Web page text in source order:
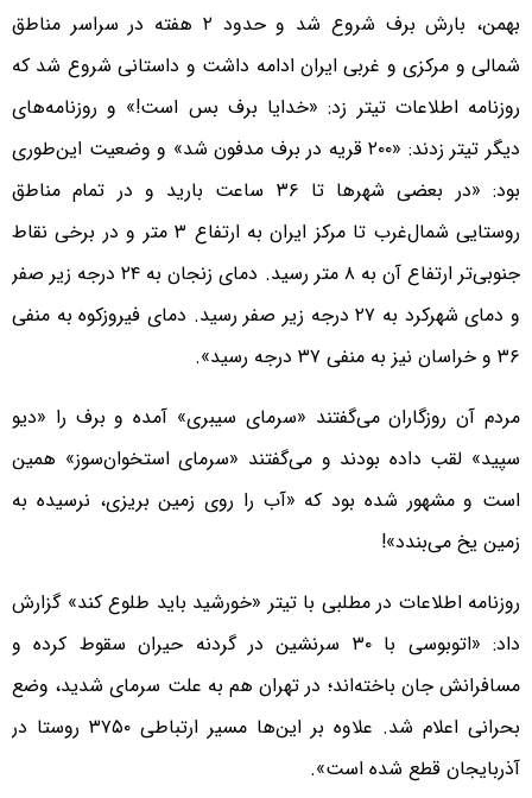
بهمن، بارش برف شروع شد و حدود ۲ هفته در سراسر مناطق
شمالی و مرکزی و غربی ایران ادامه داشت و داستانی شروع شد که
روزنامه اطلاعات تیتر زد: «خدایا برف بس است!» و روزنامه‌های
دیگر تیتر زدند: «٢٠٠ قریه در برف مدفون شد» و وضعیت این‌طوری
بود: «در بعضی شهرها تا ۳۶ ساعت بارید و در تمام مناطق
روستایی شمال‌غرب تا مرکز ایران به ارتفاع ۳ متر و در برخی نقاط
جنوبی‌تر ارتفاع آن به ۸ متر رسید. دمای زنجان به ۲۴ درجه زیر صفر
و دمای شهرکرد به ۲۷ درجه زیر صفر رسید. دمای فیروزکوه به منفی
۳۶ و خراسان نیز به منفی ۳۷ درجه رسید».
مردم آن روزگاران می‌گفتند «سرمای سیبری» آمده و برف را «دیو
سپید» لقب داده بودند و می‌گفتند «سرمای استخوان‌سوز» همین
است و مشهور شده بود که «آب را روی زمین بریزی، نرسیده به
زمین یخ می‌بندد»!
روزنامه اطلاعات در مطلبی با تیتر «خورشید باید طلوع کند» گزارش
داد: «اتوبوسی با ۳۰ سرنشین در گردنه حیران سقوط کرده و
مسافرانش جان‌ باخته‌اند؛ در تهران هم به علت سرمای شدید، وضع
بحرانی اعلام شد. علاوه بر این‌ها مسیر ارتباطی ۳۷۵۰ روستا در
آذربایجان قطع شده است».